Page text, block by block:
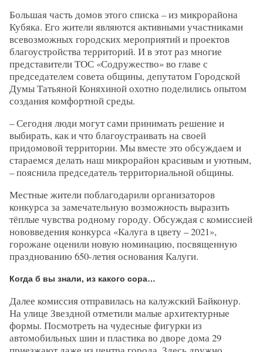
Большая часть домов этого списка – из микрорайона
Кубяка. Его жители являются активными участниками
всевозможных городских мероприятий и проектов
благоустройства территорий. И в этот раз многие
представители ТОС «Содружество» во главе с
председателем совета общины, депутатом Городской
Думы Татьяной Коняхиной охотно поделились опытом
создания комфортной среды.
– Сегодня люди могут сами принимать решение и
выбирать, как и что благоустраивать на своей
придомовой территории. Мы вместе это обсуждаем и
стараемся делать наш микрорайон красивым и уютным,
– пояснила председатель территориальной общины.
Местные жители поблагодарили организаторов
конкурса за замечательную возможность выразить
тёплые чувства родному городу. Обсуждая с комиссией
нововведения конкурса «Калуга в цвету – 2021»,
горожане оценили новую номинацию, посвященную
празднованию 650-летия основания Калуги.
Когда б вы знали, из какого сора…
Далее комиссия отправилась на калужский Байконур.
На улице Звездной отметили малые архитектурные
формы. Посмотреть на чудесные фигурки из
автомобильных шин и пластика во дворе дома 29